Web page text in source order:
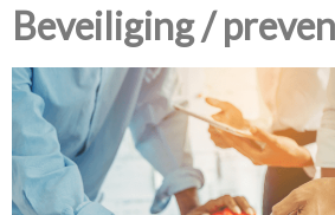
Beveiliging /